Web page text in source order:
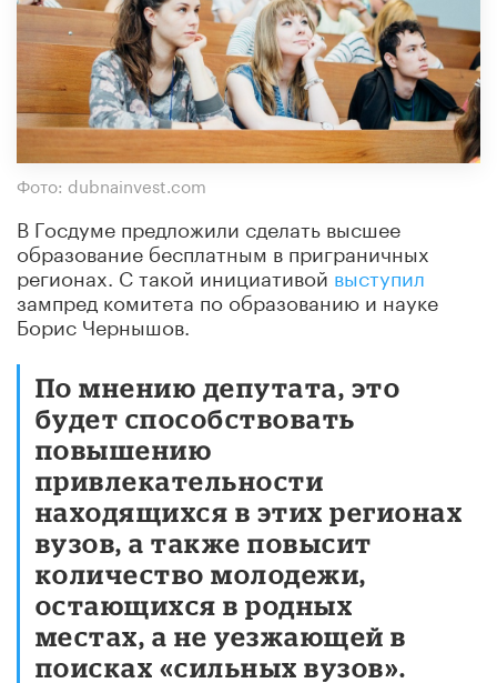
Фото: dubnainvest.com
В Госдуме предложили сделать высшее
образование бесплатным в приграничных
регионах. С такой инициативой выступил
зампред комитета по образованию и науке
Борис Чернышов.
По мнению депутата, это
будет способствовать
повышению
привлекательности
находящихся в этих регионах
вузов, а также повысит
количество молодежи,
остающихся в родных
местах, а не уезжающей в
поисках «сильных вузов».